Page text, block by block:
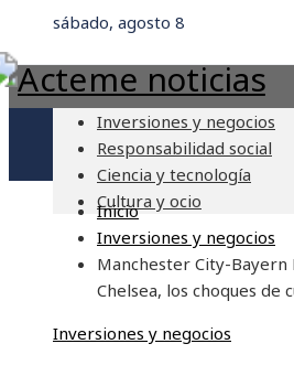
sábado, agosto 8
Inversiones y negocios
Responsabilidad social
Ciencia y tecnología
Cultura y ocio
Inicio
Inversiones y negocios
Manchester City-Bayern
Chelsea, los choques de
Inversiones y negocios